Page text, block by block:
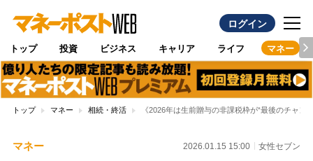
ログイン
トップ 投資 ビジネス キャリア ライフ マネー
トップ マネー 相続・終活 《2026年は生前贈与の非課税枠が“最後のチャ
マネー 2026.01.15 15:00 女性セブン